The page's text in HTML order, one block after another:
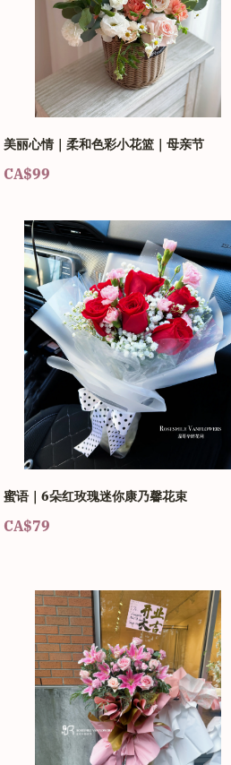
美丽心情｜柔和色彩小花篮｜母亲节
CA$99
蜜语｜6朵红玫瑰迷你康乃馨花束
CA$79